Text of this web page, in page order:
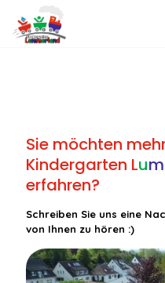
Sie möchten
Kindergarten Lum
erfahren?
Schreiben Sie uns eine
von Ihnen zu hören :)